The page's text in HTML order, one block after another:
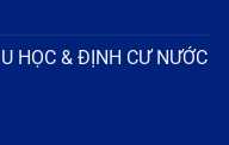
HỌC & ĐỊNH CƯ NƯỚC